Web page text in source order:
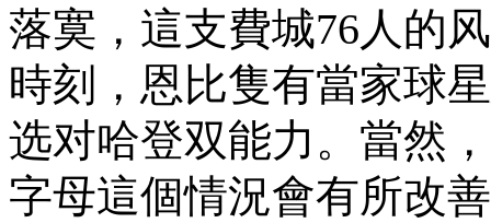
落寞，這支費城76人的
時刻，恩比隻有當家
选对哈登双能力。當然
字母這個情況會有所改善